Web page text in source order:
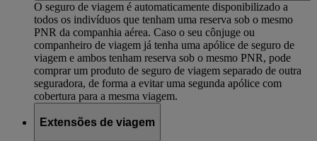
O seguro de viagem é automaticamente disponibilizado a
todos os indivíduos que tenham uma reserva sob o mesmo
PNR da companhia aérea. Caso o seu cônjuge ou
companheiro de viagem já tenha uma apólice de seguro de
viagem e ambos tenham reserva sob o mesmo PNR, pode
comprar um produto de seguro de viagem separado de outra
seguradora, de forma a evitar uma segunda apólice com
cobertura para a mesma viagem.
Extensões de viagem